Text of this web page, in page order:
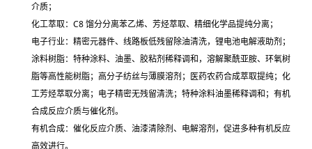
介质；
化工萃取：C8 馏分分离苯乙烯、芳烃萃取、精细化学品提纯分离；
电子行业：精密元器件、线路板低残留除油清洗，锂电池电解液助剂；
涂料树脂：特种涂料、油墨、胶粘剂稀释调和，溶解聚酰亚胺、环氧树
脂等高性能树脂；高分子纺丝与薄膜溶剂；医药农药合成萃取提纯；化
工芳烃萃取分离；电子精密无残留清洗；特种涂料油墨稀释调和；有机
合成反应介质与催化剂。
有机合成：催化反应介质、油漆清除剂、电解溶剂，促进多种有机反应
高效进行。